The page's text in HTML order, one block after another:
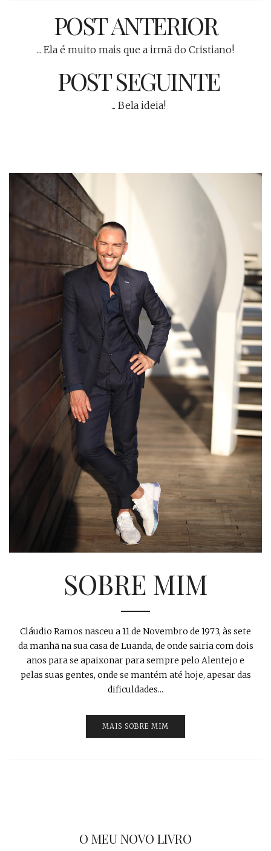
POST ANTERIOR
... Ela é muito mais que a irmã do Cristiano!
POST SEGUINTE
... Bela ideia!
SOBRE MIM
Cláudio Ramos nasceu a 11 de Novembro de 1973, às sete
da manhã na sua casa de Luanda, de onde sairia com dois
anos para se apaixonar para sempre pelo Alentejo e
pelas suas gentes, onde se mantém até hoje, apesar das
dificuldades...
MAIS SOBRE MIM
O MEU NOVO LIVRO